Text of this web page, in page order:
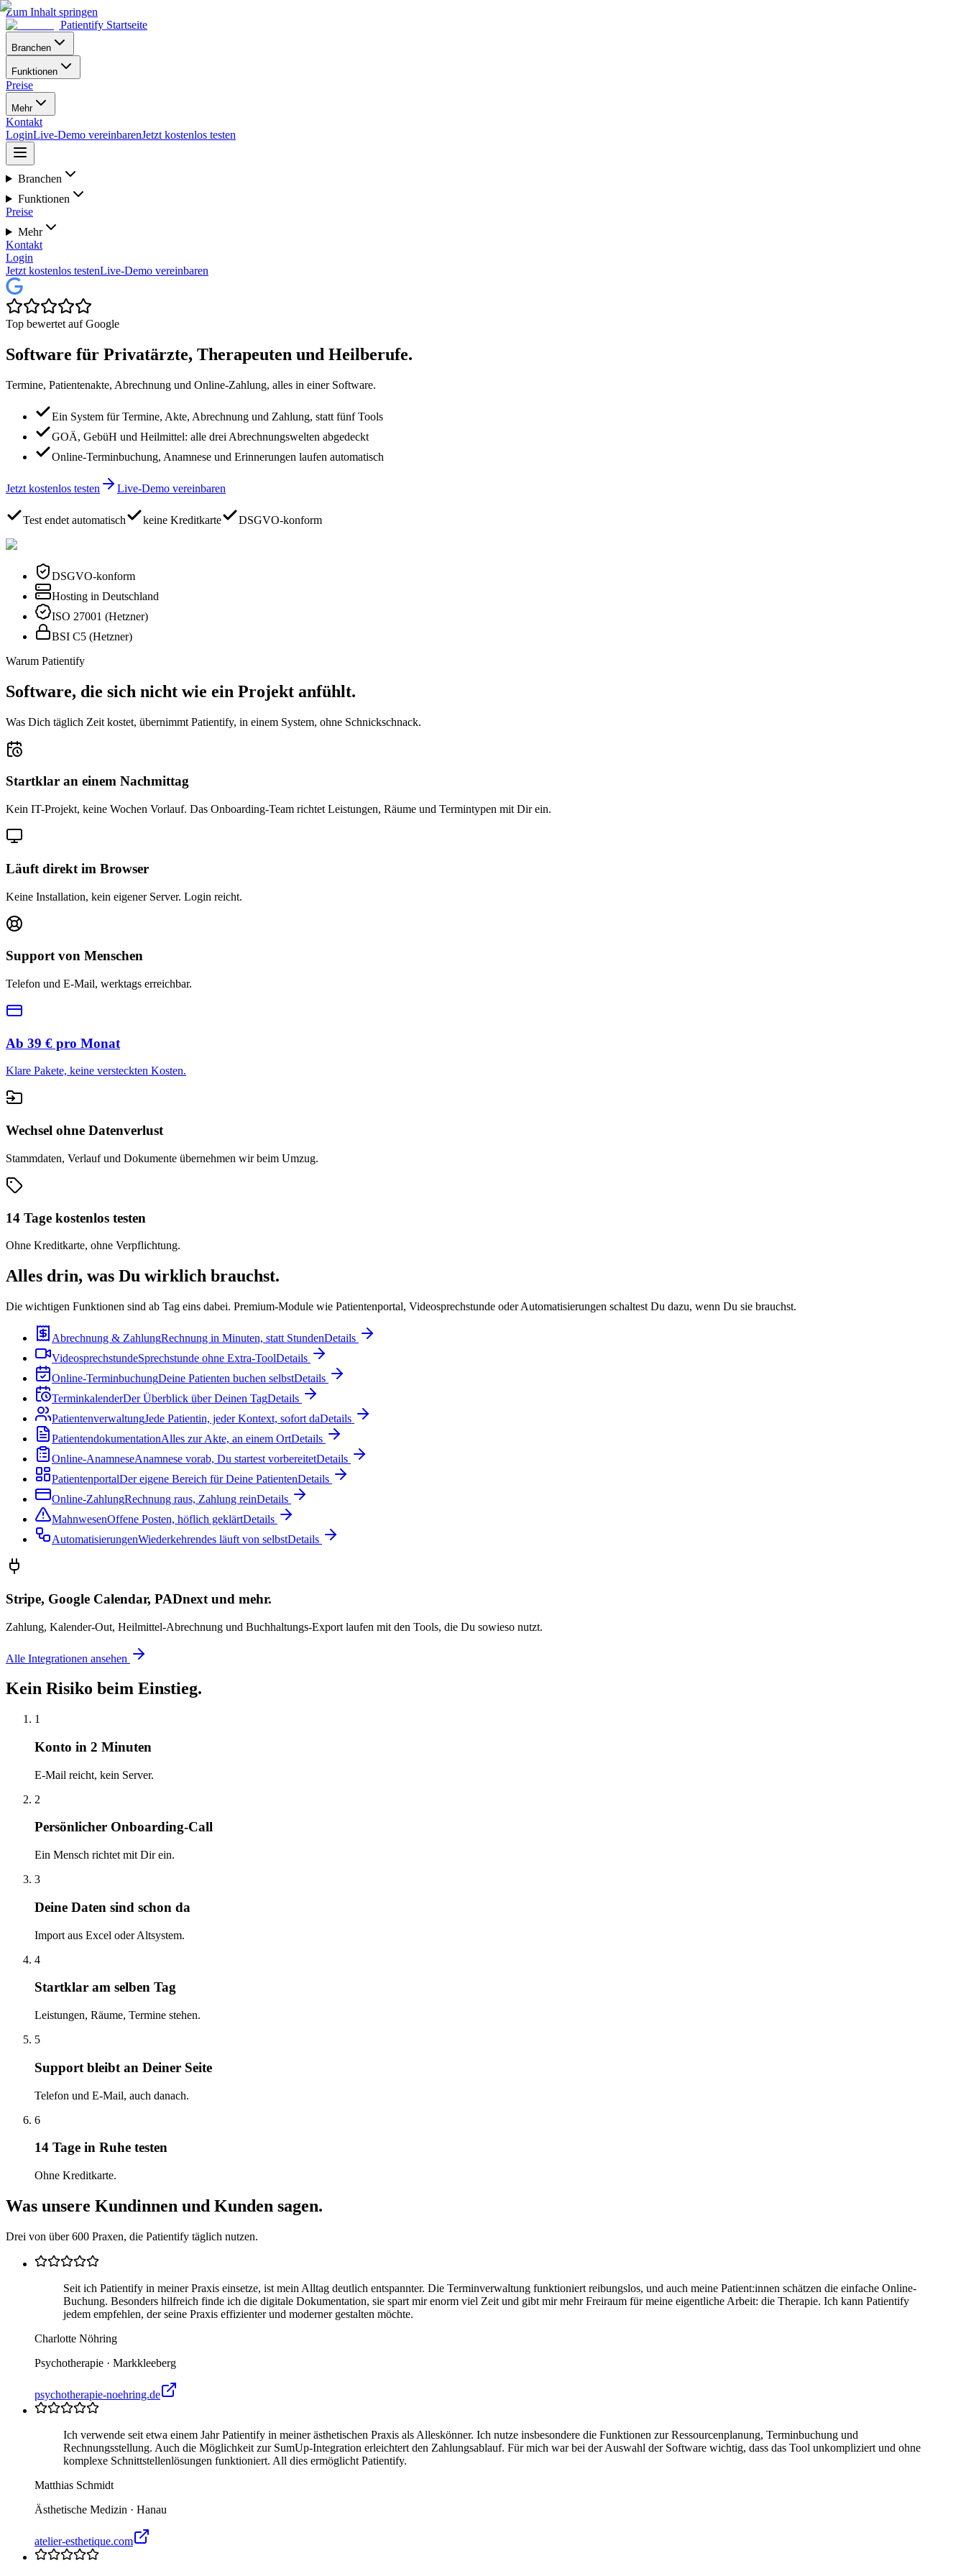
Zum Inhalt springen
Patientify Startseite
Branchen
Funktionen
Preise
Mehr
Kontakt
LoginLive-Demo vereinbarenJetzt kostenlos testen
Branchen
Funktionen
Preise
Mehr
Kontakt
Login
Jetzt kostenlos testenLive-Demo vereinbaren
Top bewertet auf Google
Software für Privatärzte, Therapeuten und Heilberufe.
Termine, Patientenakte, Abrechnung und Online-Zahlung, alles in einer Software.
Ein System für Termine, Akte, Abrechnung und Zahlung, statt fünf Tools
GOÄ, GebüH und Heilmittel: alle drei Abrechnungswelten abgedeckt
Online-Terminbuchung, Anamnese und Erinnerungen laufen automatisch
Jetzt kostenlos testen Live-Demo vereinbaren
Test endet automatisch keine Kreditkarte DSGVO-konform
DSGVO-konform
Hosting in Deutschland
ISO 27001 (Hetzner)
BSI C5 (Hetzner)
Warum Patientify
Software, die sich nicht wie ein Projekt anfühlt.
Was Dich täglich Zeit kostet, übernimmt Patientify, in einem System, ohne Schnickschnack.
Startklar an einem Nachmittag
Kein IT-Projekt, keine Wochen Vorlauf. Das Onboarding-Team richtet Leistungen, Räume und Termintypen mit Dir ein.
Läuft direkt im Browser
Keine Installation, kein eigener Server. Login reicht.
Support von Menschen
Telefon und E-Mail, werktags erreichbar.
Ab 39 € pro Monat
Klare Pakete, keine versteckten Kosten.
Wechsel ohne Datenverlust
Stammdaten, Verlauf und Dokumente übernehmen wir beim Umzug.
14 Tage kostenlos testen
Ohne Kreditkarte, ohne Verpflichtung.
Alles drin, was Du wirklich brauchst.
Die wichtigen Funktionen sind ab Tag eins dabei. Premium-Module wie Patientenportal, Videosprechstunde oder Automatisierungen schaltest Du dazu, wenn Du sie brauchst.
Abrechnung & ZahlungRechnung in Minuten, statt StundenDetails
VideosprechstundeSprechstunde ohne Extra-ToolDetails
Online-TerminbuchungDeine Patienten buchen selbstDetails
TerminkalenderDer Überblick über Deinen TagDetails
PatientenverwaltungJede Patientin, jeder Kontext, sofort daDetails
PatientendokumentationAlles zur Akte, an einem OrtDetails
Online-AnamneseAnamnese vorab, Du startest vorbereitetDetails
PatientenportalDer eigene Bereich für Deine PatientenDetails
Online-ZahlungRechnung raus, Zahlung reinDetails
MahnwesenOffene Posten, höflich geklärtDetails
AutomatisierungenWiederkehrendes läuft von selbstDetails
Stripe, Google Calendar, PADnext und mehr.
Zahlung, Kalender-Out, Heilmittel-Abrechnung und Buchhaltungs-Export laufen mit den Tools, die Du sowieso nutzt.
Alle Integrationen ansehen
Kein Risiko beim Einstieg.
1
Konto in 2 Minuten
E-Mail reicht, kein Server.
2
Persönlicher Onboarding-Call
Ein Mensch richtet mit Dir ein.
3
Deine Daten sind schon da
Import aus Excel oder Altsystem.
4
Startklar am selben Tag
Leistungen, Räume, Termine stehen.
5
Support bleibt an Deiner Seite
Telefon und E-Mail, auch danach.
6
14 Tage in Ruhe testen
Ohne Kreditkarte.
Was unsere Kundinnen und Kunden sagen.
Drei von über 600 Praxen, die Patientify täglich nutzen.
Seit ich Patientify in meiner Praxis einsetze, ist mein Alltag deutlich entspannter. Die Terminverwaltung funktioniert reibungslos, und auch meine Patient:innen schätzen die einfache Online-
Buchung. Besonders hilfreich finde ich die digitale Dokumentation, sie spart mir enorm viel Zeit und gibt mir mehr Freiraum für meine eigentliche Arbeit: die Therapie. Ich kann Patientify
jedem empfehlen, der seine Praxis effizienter und moderner gestalten möchte.
Charlotte Nöhring
Psychotherapie · Markkleeberg
psychotherapie-noehring.de
Ich verwende seit etwa einem Jahr Patientify in meiner ästhetischen Praxis als Alleskönner. Ich nutze insbesondere die Funktionen zur Ressourcenplanung, Terminbuchung und
Rechnungsstellung. Auch die Möglichkeit zur SumUp-Integration erleichtert den Zahlungsablauf. Für mich war bei der Auswahl der Software wichtig, dass das Tool unkompliziert und ohne
komplexe Schnittstellenlösungen funktioniert. All dies ermöglicht Patientify.
Matthias Schmidt
Ästhetische Medizin · Hanau
atelier-esthetique.com